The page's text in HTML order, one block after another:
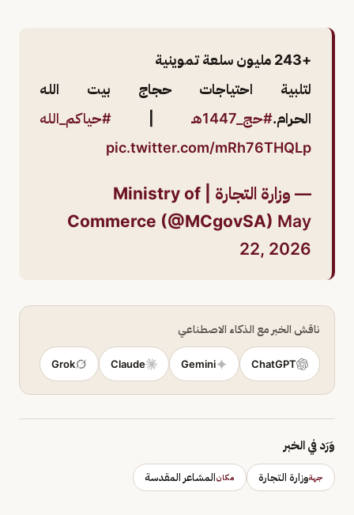
+243 مليون سلعة تموينية
لتلبية احتياجات حجاج بيت الله
الحرام.#حج_1447هـ
#حياكم_الله
pic.twitter.com/mRh76THQLp
— وزارة التجارة | Ministry of
Commerce (@MCgovSA) May
22, 2026
ناقش الخبر مع الذكاء الاصطناعي
ChatGPT
Gemini
Claude
Grok
وَرَد في الخبر
جهةوزارة التجارة مكانالمشاعر المقدسة